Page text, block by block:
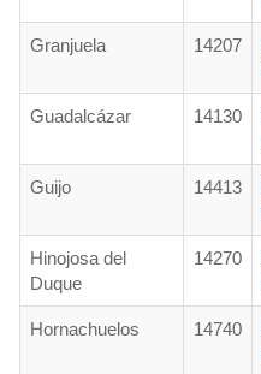
Granjuela 14207
Guadalcázar 14130
Guijo 14413
Hinojosa del
Duque
14270
Hornachuelos 14740